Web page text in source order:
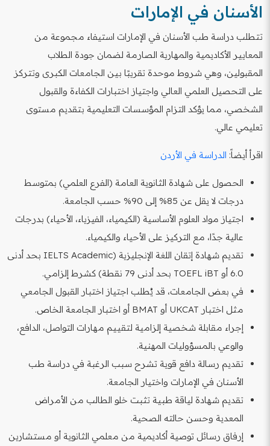
الأسنان في الإمارات
تتطلب دراسة طب الأسنان في الإمارات استيفاء مجموعة من
المعايير الأكاديمية والمهارية الصارمة لضمان جودة الطلاب
المقبولين، وهي شروط موحدة تقريبًا بين الجامعات الكبرى وتتركز
على التحصيل العلمي العالي واجتياز اختبارات الكفاءة والقبول
الشخصي، مما يؤكد التزام المؤسسات التعليمية بتقديم مستوى
تعليمي عالي.
اقرأ أيضاً: الدراسة في الأردن
الحصول على شهادة الثانوية العامة (الفرع العلمي) بمتوسط
درجات لا يقل عن 85% إلى 90% حسب الجامعة.
اجتياز مواد العلوم الأساسية (الكيمياء، الفيزياء، الأحياء) بدرجات
عالية جدًا، مع التركيز على الأحياء والكيمياء.
تقديم شهادة إتقان اللغة الإنجليزية (IELTS Academic بحد أدنى
6.0 أو TOEFL iBT بحد أدنى 79 نقطة) كشرط إلزامي.
في بعض الجامعات، قد يُطلب اجتياز اختبار القبول الجامعي
مثل اختبار UKCAT أو BMAT أو اختبار الجامعة الخاص.
إجراء مقابلة شخصية إلزامية لتقييم مهارات التواصل، الدافع،
والوعي بالمسؤوليات المهنية.
تقديم رسالة دافع قوية تشرح سبب الرغبة في دراسة طب
الأسنان في الإمارات واختيار الجامعة.
تقديم شهادة لياقة طبية تثبت خلو الطالب من الأمراض
المعدية وحسن حالته الصحية.
إرفاق رسائل توصية أكاديمية من معلمي الثانوية أو مستشارين